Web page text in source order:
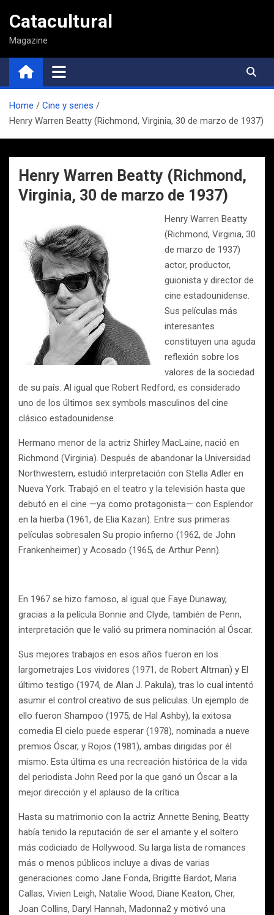
contenido
Catacultural
Magazine
Home
Cine y series
Henry Warren Beatty (Richmond, Virginia, 30 de marzo de 1937)
Henry Warren Beatty (Richmond,
Virginia, 30 de marzo de 1937)
Henry Warren Beatty
(Richmond, Virginia, 30
de marzo de 1937)
actor, productor,
guionista y director de
cine estadounidense.
Sus películas más
interesantes
constituyen una aguda
reflexión sobre los
valores de la sociedad
de su país. Al igual que Robert Redford, es considerado
uno de los últimos sex symbols masculinos del cine
clásico estadounidense.
Hermano menor de la actriz Shirley MacLaine, nació en
Richmond (Virginia). Después de abandonar la Universidad
Northwestern, estudió interpretación con Stella Adler en
Nueva York. Trabajó en el teatro y la televisión hasta que
debutó en el cine —ya como protagonista— con Esplendor
en la hierba (1961, de Elia Kazan). Entre sus primeras
películas sobresalen Su propio infierno (1962, de John
Frankenheimer) y Acosado (1965, de Arthur Penn).
En 1967 se hizo famoso, al igual que Faye Dunaway,
gracias a la película Bonnie and Clyde, también de Penn,
interpretación que le valió su primera nominación al Óscar.
Sus mejores trabajos en esos años fueron en los
largometrajes Los vividores (1971, de Robert Altman) y El
último testigo (1974, de Alan J. Pakula), tras lo cual intentó
asumir el control creativo de sus películas. Un ejemplo de
ello fueron Shampoo (1975, de Hal Ashby), la exitosa
comedia El cielo puede esperar (1978), nominada a nueve
premios Óscar, y Rojos (1981), ambas dirigidas por él
mismo. Esta última es una recreación histórica de la vida
del periodista John Reed por la que ganó un Óscar a la
mejor dirección y el aplauso de la crítica.
Hasta su matrimonio con la actriz Annette Bening, Beatty
había tenido la reputación de ser el amante y el soltero
más codiciado de Hollywood. Su larga lista de romances
más o menos públicos incluye a divas de varias
generaciones como Jane Fonda, Brigitte Bardot, Maria
Callas, Vivien Leigh, Natalie Wood, Diane Keaton, Cher,
Joan Collins, Daryl Hannah, Madonna2 y motivó una